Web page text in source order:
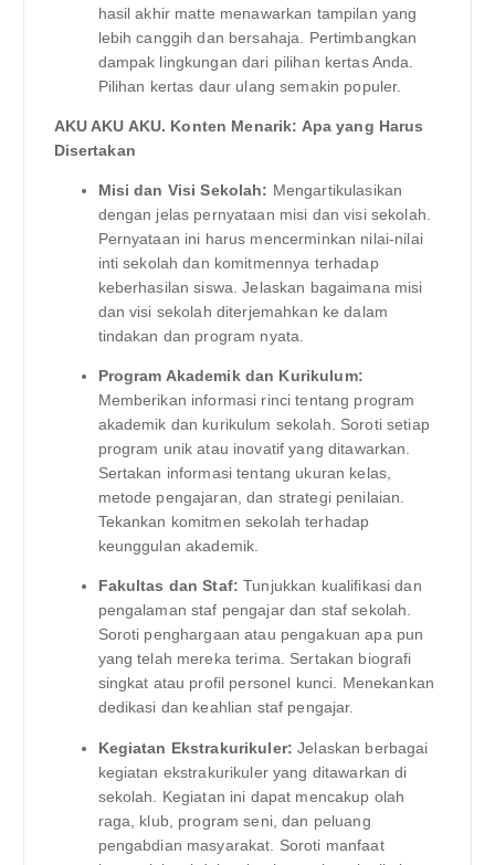
hasil akhir matte menawarkan tampilan yang
lebih canggih dan bersahaja. Pertimbangkan
dampak lingkungan dari pilihan kertas Anda.
Pilihan kertas daur ulang semakin populer.
AKU AKU AKU. Konten Menarik: Apa yang Harus
Disertakan
Misi dan Visi Sekolah: Mengartikulasikan
dengan jelas pernyataan misi dan visi sekolah.
Pernyataan ini harus mencerminkan nilai-nilai
inti sekolah dan komitmennya terhadap
keberhasilan siswa. Jelaskan bagaimana misi
dan visi sekolah diterjemahkan ke dalam
tindakan dan program nyata.
Program Akademik dan Kurikulum:
Memberikan informasi rinci tentang program
akademik dan kurikulum sekolah. Soroti setiap
program unik atau inovatif yang ditawarkan.
Sertakan informasi tentang ukuran kelas,
metode pengajaran, dan strategi penilaian.
Tekankan komitmen sekolah terhadap
keunggulan akademik.
Fakultas dan Staf: Tunjukkan kualifikasi dan
pengalaman staf pengajar dan staf sekolah.
Soroti penghargaan atau pengakuan apa pun
yang telah mereka terima. Sertakan biografi
singkat atau profil personel kunci. Menekankan
dedikasi dan keahlian staf pengajar.
Kegiatan Ekstrakurikuler: Jelaskan berbagai
kegiatan ekstrakurikuler yang ditawarkan di
sekolah. Kegiatan ini dapat mencakup olah
raga, klub, program seni, dan peluang
pengabdian masyarakat. Soroti manfaat